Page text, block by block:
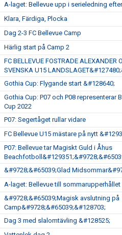
A-laget: Bellevue upp i serieledning
Klara, Färdiga, Plocka
Dag 2-3 FC Bellevue Camp
Härlig start på Camp 2
FC BELLEVUE FOSTRADE ALEXANDER
SVENSKA U15
Gothia Cup: Flygande start &#128640;
Gothia Cup: P07 och P08 representerar
Cup 2022
P07: Segertåget rullar vidare
FC Bellevue U15 mästare på nytt
P07: Bellevue tar Magiskt Guld i Åhus
&#9728;&#65039;Glad
A-laget: Bellevue till
&#9728;&#65039;Magisk avslutning på
Camp&#9728;&#65039;&#128703;
Dag 3 med slalomtävling &#128525;